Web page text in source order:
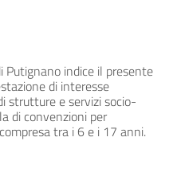
Putignano indice il presente
di interesse
strutture e servizi socio-
di convenzioni per
tra i 6 e i 17 anni.